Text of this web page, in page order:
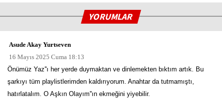
YORUMLAR
Asude Akay Yurtseven
16 Mayıs 2025 Cuma 18:13
Önümüz Yaz''ı her yerde duymaktan ve dinlemekten bıktım artık. Bu
şarkıyı tüm playlistlerimden kaldırıyorum. Anahtar da tutmamıştı,
hatırlatalım. O Aşkın Olayım''ın ekmeğini yiyebilir.